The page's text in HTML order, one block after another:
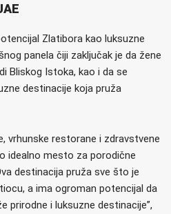
Zlatibora kao luksuzne
panela čiji zaključak je da žene
Bliskog Istoka, kao i da se
destinacije koja pruža
vrhunske restorane i zdravstvene
idealno mesto za porodične
destinacija pruža sve što je
a ima ogroman potencijal da
prirodne i luksuzne destinacije”,